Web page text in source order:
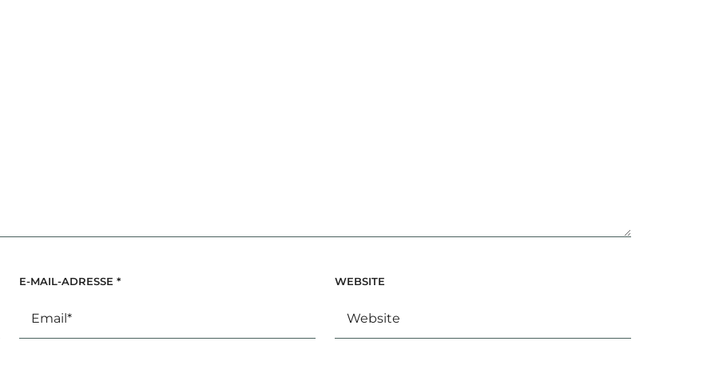
E-MAIL-ADRESSE * WEBSITE